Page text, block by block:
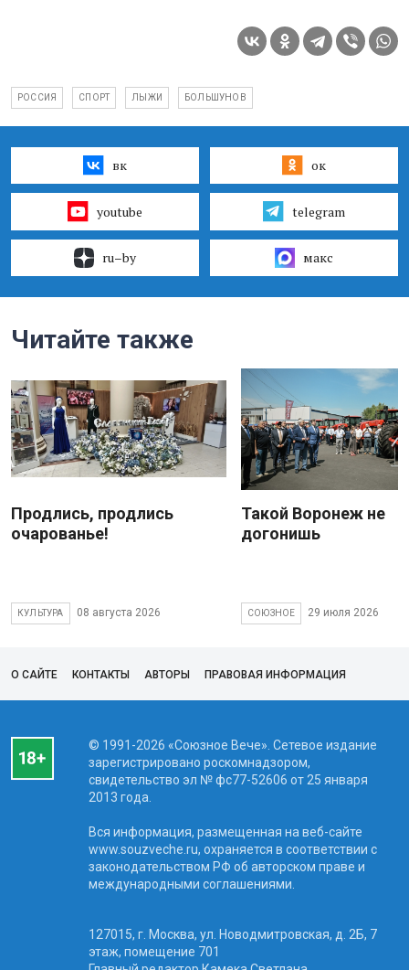
РОССИЯ СПОРТ ЛЫЖИ БОЛЬШУНОВ
вк ок
youtube telegram
ru–by макс
Читайте также
Продлись, продлись
очарованье!
КУЛЬТУРА 08 августа 2026
Такой Воронеж не
догонишь
СОЮЗНОЕ 29 июля 2026
О САЙТЕ КОНТАКТЫ АВТОРЫ ПРАВОВАЯ ИНФОРМАЦИЯ
© 1991-2026 «Союзное Вече». Сетевое издание
зарегистрировано роскомнадзором,
свидетельство эл № фc77-52606 от 25 января
2013 года.
Вся информация, размещенная на веб-сайте
www.souzveche.ru, охраняется в соответствии с
законодательством РФ об авторском праве и
международными соглашениями.
127015, г. Москва, ул. Новодмитровская, д. 2Б, 7
этаж, помещение 701